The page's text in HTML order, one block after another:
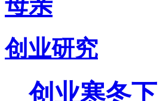
创业研究
创业寒冬